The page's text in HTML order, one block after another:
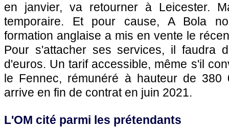
en janvier, va retourner à Leicester.
temporaire. Et pour cause, A Bola
formation anglaise a mis en vente le
Pour s'attacher ses services, il faudra
d'euros. Un tarif accessible, même s'il
le Fennec, rémunéré à hauteur de 380
arrive en fin de contrat en juin 2021.
L'OM cité parmi les prétendants